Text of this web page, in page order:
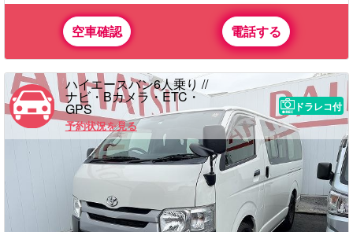
空車確認 電話する
ハイエースバン6人乗り //
ナビ・Bカメラ・ETC・
GPS
予約状況を見る
ドラレコ付